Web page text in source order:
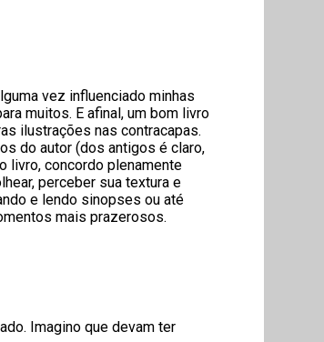
vez influenciado minhas
muitos. E afinal, um bom livro
ilustrações nas contracapas.
do autor (dos antigos é claro,
livro, concordo plenamente
perceber sua textura e
e lendo sinopses ou até
mais prazerosos.
Imagino que devam ter